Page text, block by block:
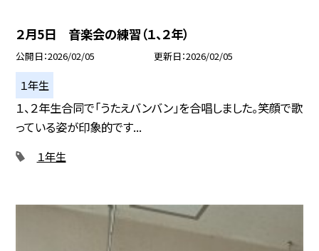
２月5日 音楽会の練習（１、２年）
公開日 2026/02/05 更新日 2026/02/05
１年生
１、２年生合同で「うたえバンバン」を合唱しました。笑顔で歌
っている姿が印象的です...
１年生